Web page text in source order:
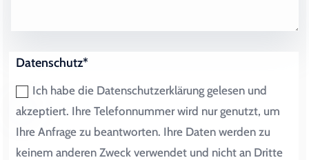
Datenschutz*
Ich habe die Datenschutzerklärung gelesen und
akzeptiert. Ihre Telefonnummer wird nur genutzt, um
Ihre Anfrage zu beantworten. Ihre Daten werden zu
keinem anderen Zweck verwendet und nicht an Dritte